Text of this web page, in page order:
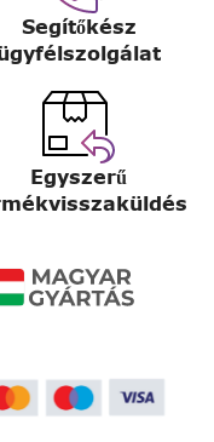
Segítőkész
Egyszerű